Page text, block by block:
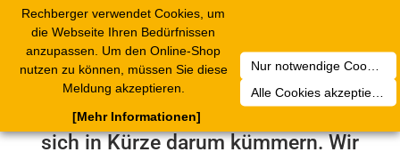
Rechberger verwendet Cookies, um
die Webseite Ihren Bedürfnissen
anzupassen. Um den Online-Shop
nutzen zu können, müssen Sie diese
Meldung akzeptieren.
Nur notwendige Cookies akzeptieren
Alle Cookies akzeptieren
[Mehr Informationen]
Leider ist ein technischer Fehler
aufgetreten. Unser Service-Team wird
sich in Kürze darum kümmern. Wir